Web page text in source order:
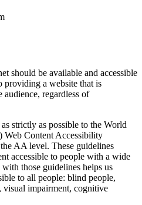
should be available and accessible
providing a website that is
audience, regardless of
strictly as possible to the World
Web Content Accessibility
AA level. These guidelines
accessible to people with a wide
those guidelines helps us
to all people: blind people,
impairment, cognitive